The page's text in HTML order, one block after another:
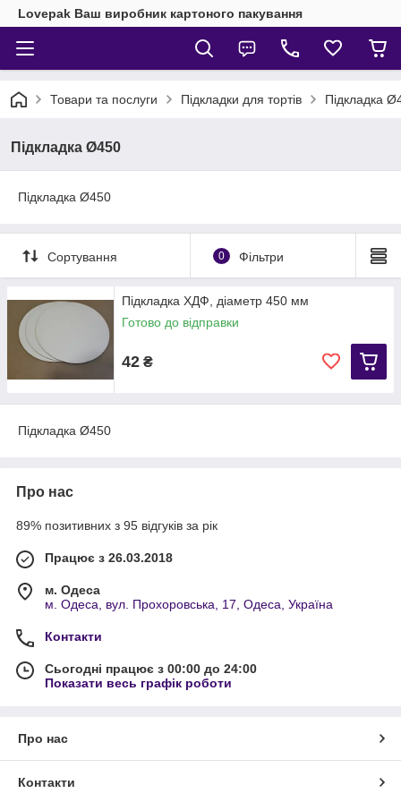
Lovepak Ваш виробник картоного пакування
Товари та послуги Підкладки для тортів Підкладка
Підкладка Ø450
Підкладка Ø450
Сортування 0 Фільтри
Підкладка ХДФ, діаметр 450 мм
Готово до відправки
42 ₴
Підкладка Ø450
Про нас
89% позитивних з 95 відгуків за рік
Працює з 26.03.2018
м. Одеса
м. Одеса, вул. Прохоровська, 17, Одеса, Україна
Контакти
Сьогодні працює з 00:00 до 24:00
Показати весь графік роботи
Про нас
Контакти